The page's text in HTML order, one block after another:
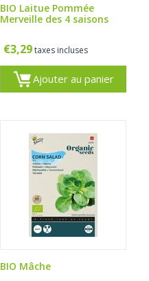
BIO Laitue Pommée
Merveille des 4 saisons
€3,29 taxes incluses
Ajouter au panier
BIO Mâche